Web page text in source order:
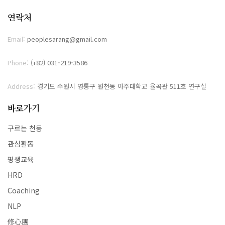
연락처
Email: peoplesarang@gmail.com
Phone: (+82) 031-219-3586
Address: 경기도 수원시 영통구 원천동 아주대학교 율곡관 511호 연구실
바로가기
구르는 천둥
관심활동
평생교육
HRD
Coaching
NLP
修心團